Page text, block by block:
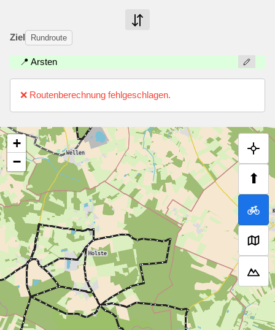
Ziel Rundroute
📍 Arsten
❌ Routenberechnung fehlgeschlagen.
⬆
+
−